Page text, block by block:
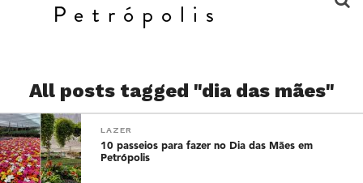
All posts tagged "dia das mães"
LAZER
10 passeios para fazer no Dia das Mães em
Petrópolis